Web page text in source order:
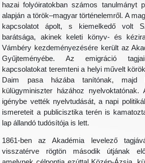
hazai folyóiratokban számos tanulmányt
alapján a török–magyar történelemről. A
kapcsolatot ápolt, s kiemelkedő volt
barátsága, akinek keleti könyv- és
Vámbéry kezdeményezésére került az
Gyűjteményébe. Az emigráció
kapcsolatokat teremteni a helyi művelt
Daim pasa házába tanítónak,
külügyminiszter házához
igénybe vették nyelvtudását, a napi
ismereteit a publicisztika terén is
lap állandó tudósítója is lett.
1861-ben az Akadémia levelező
visszatérve rögtön második útjának